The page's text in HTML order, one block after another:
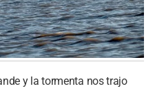
y la tormenta nos trajo